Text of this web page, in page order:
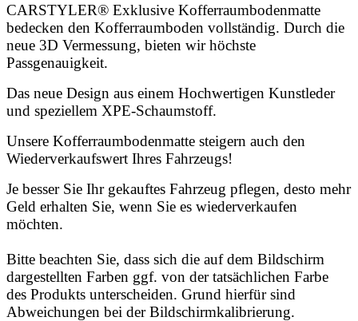
CARSTYLER® Exklusive Kofferraumbodenmatte
bedecken den Kofferraumboden vollständig. Durch die
neue 3D Vermessung, bieten wir höchste
Passgenauigkeit.
Das neue Design aus einem Hochwertigen Kunstleder
und speziellem XPE-Schaumstoff.
Unsere Kofferraumbodenmatte steigern auch den
Wiederverkaufswert Ihres Fahrzeugs!
Je besser Sie Ihr gekauftes Fahrzeug pflegen, desto mehr
Geld erhalten Sie, wenn Sie es wiederverkaufen
möchten.
Bitte beachten Sie, dass sich die auf dem Bildschirm
dargestellten Farben ggf. von der tatsächlichen Farbe
des Produkts unterscheiden. Grund hierfür sind
Abweichungen bei der Bildschirmkalibrierung.